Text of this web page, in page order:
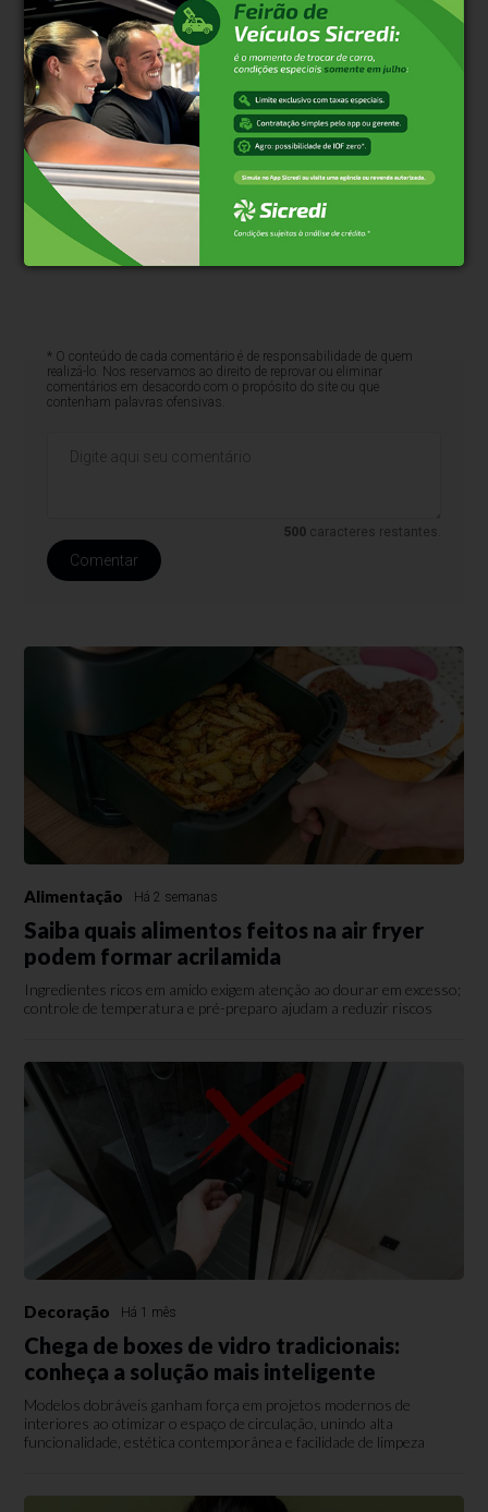
* O conteúdo de cada comentário é de responsabilidade de quem
realizá-lo. Nos reservamos ao direito de reprovar ou eliminar
comentários em desacordo com o propósito do site ou que
contenham palavras ofensivas.
500 caracteres restantes.
Comentar
Alimentação Há 2 semanas
Saiba quais alimentos feitos na air fryer
podem formar acrilamida
Ingredientes ricos em amido exigem atenção ao dourar em excesso;
controle de temperatura e pré-preparo ajudam a reduzir riscos
Decoração Há 1 mês
Chega de boxes de vidro tradicionais:
conheça a solução mais inteligente
Modelos dobráveis ganham força em projetos modernos de
interiores ao otimizar o espaço de circulação, unindo alta
funcionalidade, estética contemporânea e facilidade de limpeza